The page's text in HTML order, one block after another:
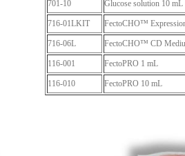
701-10 Glucose solution 10 mL
716-01LKIT FectoCHO™
716-06L FectoCHO™ CD
116-001 FectoPRO 1 mL
116-010 FectoPRO 10 mL